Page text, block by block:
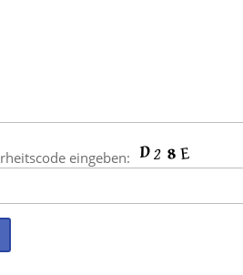
eingeben: